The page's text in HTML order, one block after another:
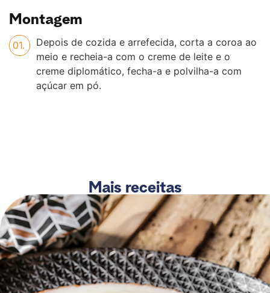
Montagem
Depois de cozida e arrefecida, corta a coroa ao
meio e recheia-a com o creme de leite e o
creme diplomático, fecha-a e polvilha-a com
açúcar em pó.
Mais receitas